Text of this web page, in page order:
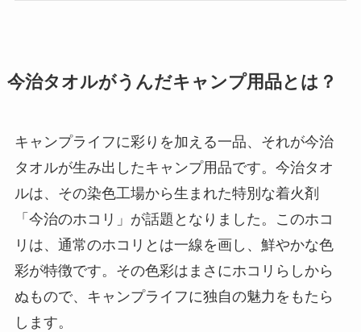
今治タオルがうんだキャンプ用品とは？
キャンプライフに彩りを加える一品、それが今治
タオルが生み出したキャンプ用品です。今治タオ
ルは、その染色工場から生まれた特別な着火剤
「今治のホコリ」が話題となりました。このホコ
リは、通常のホコリとは一線を画し、鮮やかな色
彩が特徴です。その色彩はまさにホコリらしから
ぬもので、キャンプライフに独自の魅力をもたら
します。